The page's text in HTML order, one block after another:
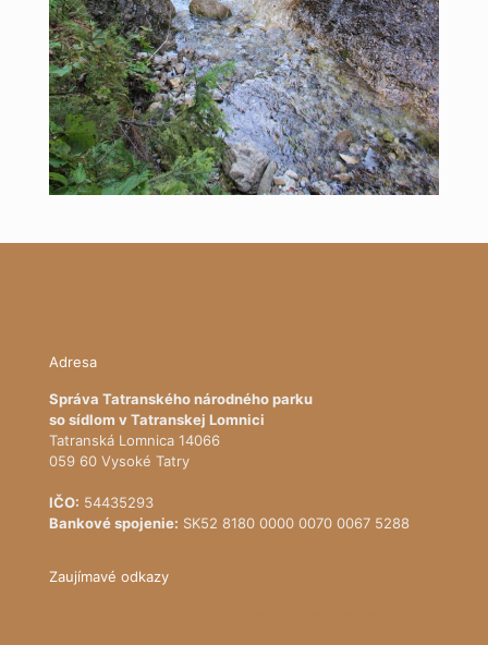
Adresa
Správa Tatranského národného parku
so sídlom v Tatranskej Lomnici
Tatranská Lomnica 14066
059 60 Vysoké Tatry
IČO: 54435293
Bankové spojenie: SK52 8180 0000 0070 0067 5288
Zaujímavé odkazy